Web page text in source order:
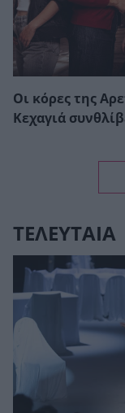
Οι κόρες της
Κεχαγιά
ΤΕΛΕΥΤΑΙΑ